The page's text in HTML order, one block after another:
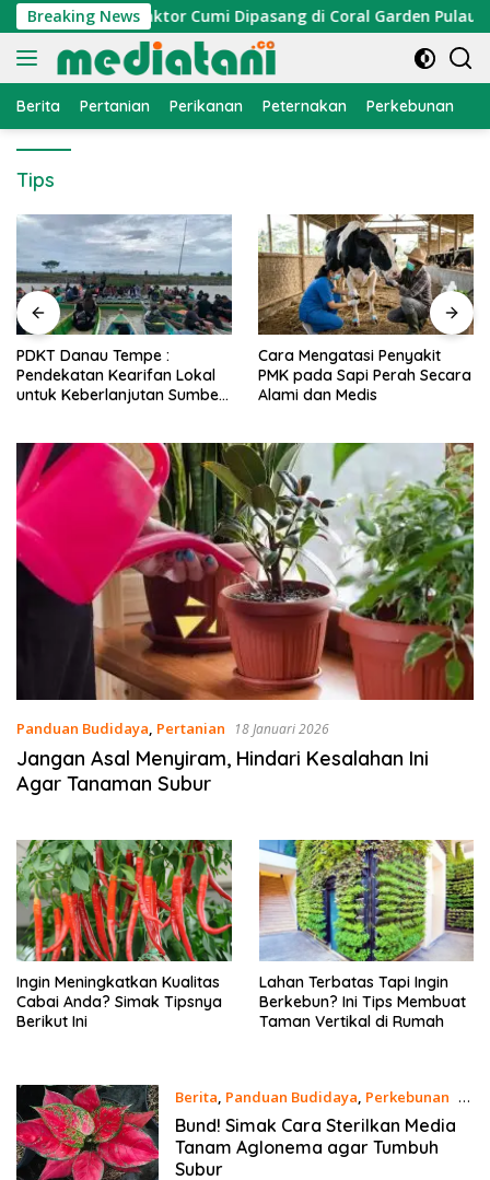
Langsung
ke
konten
Breaking News
Atraktor Cumi Dipasang di Coral Garden Pulau
Berita Pertanian Perikanan Peternakan Perkebunan
Tips
PDKT Danau Tempe :
Pendekatan Kearifan Lokal
untuk Keberlanjutan Sumber
Cara Mengatasi Penyakit
PMK pada Sapi Perah Secara
Alami dan Medis
Panduan Budidaya, Pertanian 18 Januari 2026
Jangan Asal Menyiram, Hindari Kesalahan Ini
Agar Tanaman Subur
Ingin Meningkatkan Kualitas
Cabai Anda? Simak Tipsnya
Berikut Ini
Lahan Terbatas Tapi Ingin
Berkebun? Ini Tips Membuat
Taman Vertikal di Rumah
Berita, Panduan Budidaya, Perkebunan 25
Juni 2024
Bund! Simak Cara Sterilkan Media
Tanam Aglonema agar Tumbuh
Subur